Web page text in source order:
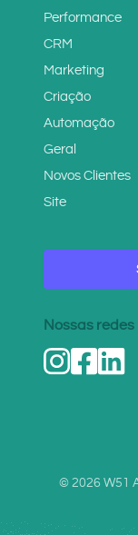
Performance
CRM
Marketing
Criação
Automação
Geral
Novos Clientes
Site
Nossas redes
© 2026 W51